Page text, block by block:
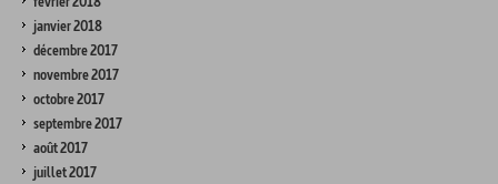
janvier 2018
décembre 2017
novembre 2017
octobre 2017
septembre 2017
août 2017
juillet 2017